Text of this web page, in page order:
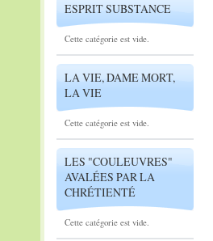
ESPRIT SUBSTANCE
Cette catégorie est vide.
LA VIE, DAME MORT,
LA VIE
Cette catégorie est vide.
LES "COULEUVRES"
AVALÉES PAR LA
CHRÉTIENTÉ
Cette catégorie est vide.